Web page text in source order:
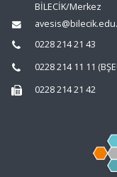
BİLECİK/Merkez
0228 214 21 43
0228 214 11 11
0228 214 21 42